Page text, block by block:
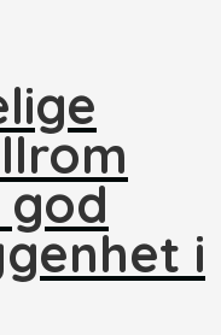
god
i